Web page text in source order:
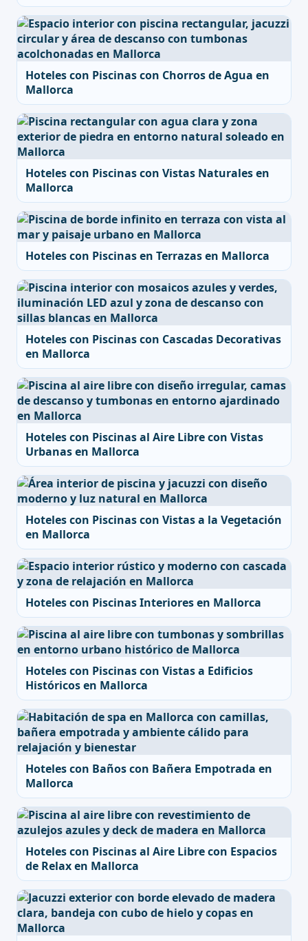
Hoteles con Piscinas con Chorros de Agua en
Mallorca
Hoteles con Piscinas con Vistas Naturales en
Mallorca
Hoteles con Piscinas en Terrazas en Mallorca
Hoteles con Piscinas con Cascadas Decorativas
en Mallorca
Hoteles con Piscinas al Aire Libre con Vistas
Urbanas en Mallorca
Hoteles con Piscinas con Vistas a la Vegetación
en Mallorca
Hoteles con Piscinas Interiores en Mallorca
Hoteles con Piscinas con Vistas a Edificios
Históricos en Mallorca
Hoteles con Baños con Bañera Empotrada en
Mallorca
Hoteles con Piscinas al Aire Libre con Espacios
de Relax en Mallorca